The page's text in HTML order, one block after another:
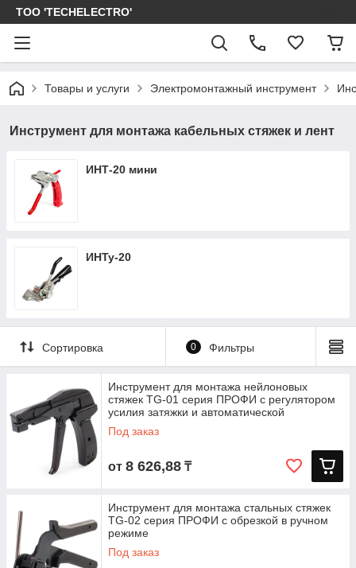
ТОО 'TECHELECTRO'
Товары и услуги Электромонтажный инструмент
Инструмент для монтажа кабельных стяжек и лент
ИНТ-20 мини
ИНТу-20
Сортировка 0 Фильтры
Инструмент для монтажа нейлоновых
стяжек TG-01 серия ПРОФИ с регулятором
усилия затяжки и автоматической
Под заказ
от 8 626,88 ₸
Инструмент для монтажа стальных стяжек
TG-02 серия ПРОФИ с обрезкой в ручном
режиме
Под заказ